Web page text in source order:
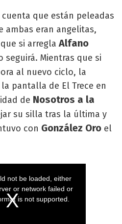
que están peleadas
ambas eran angelitas,
si arreglaAlfano
seguirá. Mientras que si
al nuevo ciclo, la
pantalla de El Trece en
de Nosotros a la
su silla tras la última y
con González Oro el